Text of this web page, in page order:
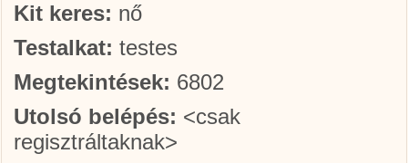
Kit keres: nő
Testalkat: testes
Megtekintések: 6802
Utolsó belépés: <csak
regisztráltaknak>